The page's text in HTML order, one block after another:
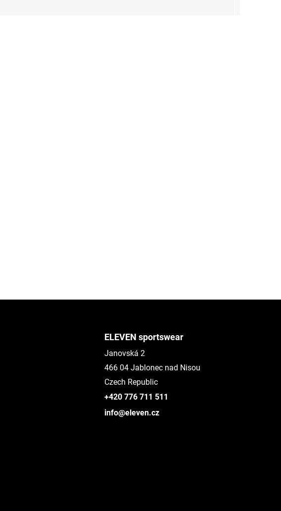
ELEVEN sportswear
Janovská 2
466 04 Jablonec nad Nisou
Czech Republic
+420 776 711 511
info@eleven.cz